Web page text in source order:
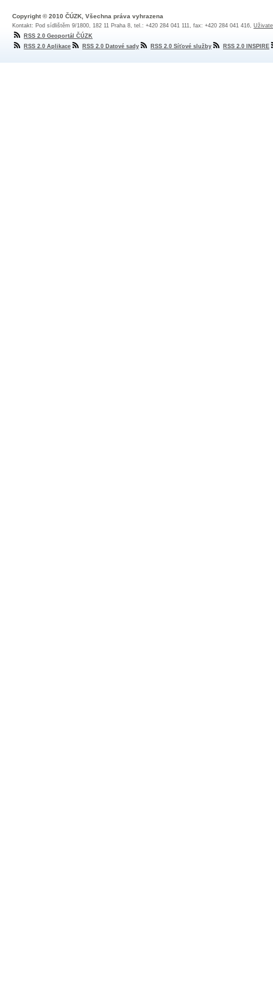
Copyright © 2010 ČÚZK, Všechna práva vyhrazena
Kontakt: Pod sídlištěm 9/1800, 182 11 Praha 8, tel.: +420 284 041 111, fax: +420 284 041 416,
RSS 2.0 Geoportál ČÚZK
RSS 2.0 Aplikace
RSS 2.0 Datové sady RSS 2.0 Síťové služby RSS 2.0 INSPIRE